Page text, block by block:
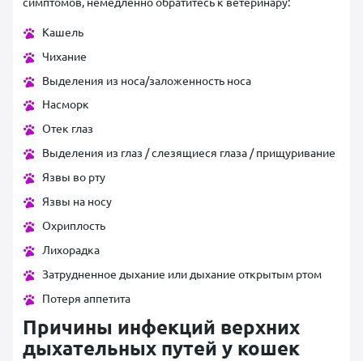
Кашель
Чихание
Выделения из носа/заложенность носа
Насморк
Отек глаз
Выделения из глаз / слезящиеся глаза / прищуривание
Язвы во рту
Язвы на носу
Охриплость
Лихорадка
Затрудненное дыхание или дыхание открытым ртом
Потеря аппетита
Причины инфекций верхних
дыхательных путей у кошек